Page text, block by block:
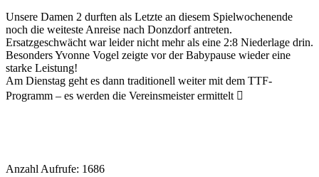
Unsere Damen 2 durften als Letzte an diesem Spielwochenende
noch die weiteste Anreise nach Donzdorf antreten.
Ersatzgeschwächt war leider nicht mehr als eine 2:8 Niederlage drin.
Besonders Yvonne Vogel zeigte vor der Babypause wieder eine
starke Leistung!
Am Dienstag geht es dann traditionell weiter mit dem TTF-
Programm – es werden die Vereinsmeister ermittelt 
Anzahl Aufrufe: 1686